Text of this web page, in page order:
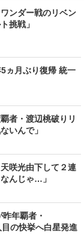
ンダー戦のリベン
挑戦」
5ヵ月ぶり復帰 統一
者・渡辺桃破りリ
いんで」
咲光由下して２連
んじゃ…」
年覇者・
の快挙へ白星発進